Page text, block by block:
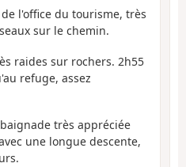
l'office du tourisme, très
sur le chemin.
raides sur rochers. 2h55
refuge, assez
très appréciée
une longue descente,